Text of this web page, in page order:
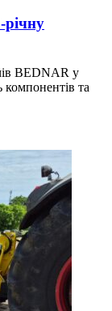
BEDNAR у
компонентів та